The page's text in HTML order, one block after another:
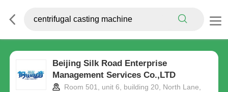
Beijing Silk Road Enterprise
Management Services Co.,LTD
Room 501, unit 6, building 20, North Lane,